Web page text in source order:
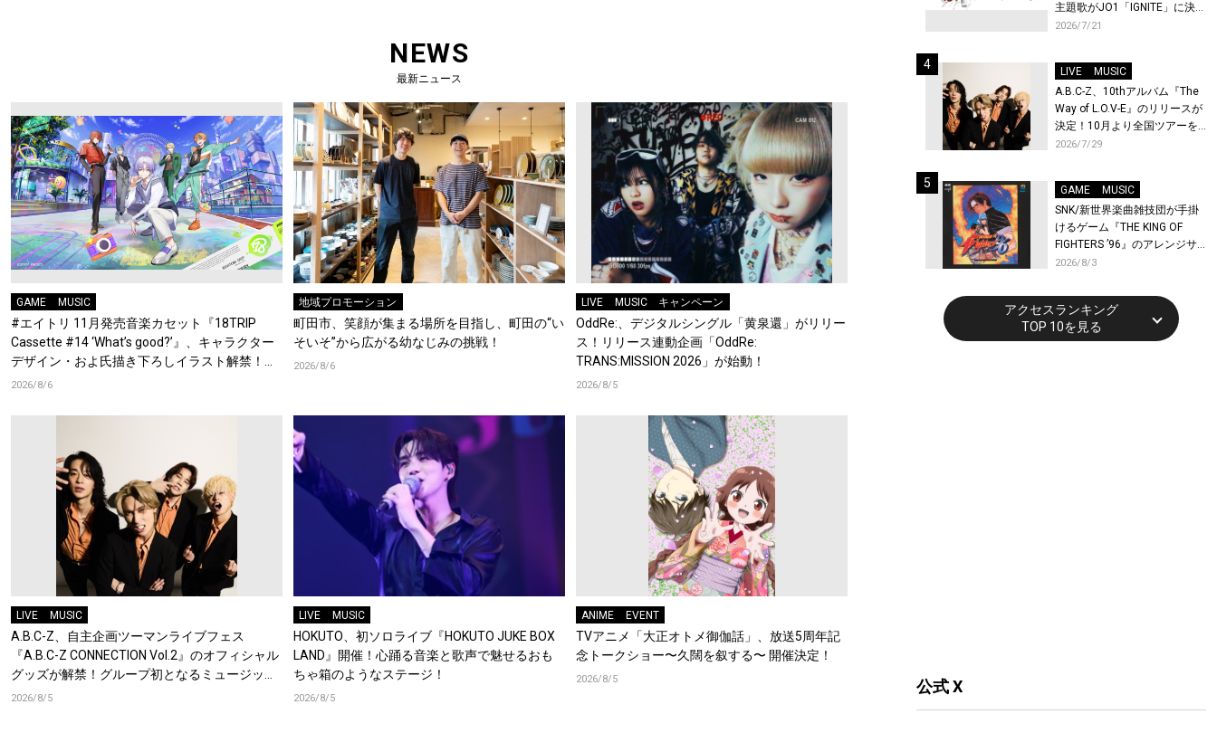
NEWS
最新ニュース
GAME MUSIC
#エイトリ 11月発売音楽カセット『18TRIP
Cassette #14 ‘What’s good?’』、キャラクター
デザイン・およ氏描き下ろしイラスト解禁！特
典Blu-rayには『HAMAツアーズ全体会議』が収
2026/8/6
地域プロモーション
町田市、笑顔が集まる場所を目指し、町田の“い
そいそ”から広がる幼なじみの挑戦！
2026/8/6
LIVE MUSIC キャンペーン
OddRe:、デジタルシングル「黄泉還」がリリー
ス！リリース連動企画「OddRe:
TRANS:MISSION 2026」が始動！
2026/8/5
LIVE MUSIC
A.B.C-Z、自主企画ツーマンライブフェス
『A.B.C-Z CONNECTION Vol.2』のオフィシャル
グッズが解禁！グループ初となるミュージック
キーチェーンが登場！
2026/8/5
LIVE MUSIC
HOKUTO、初ソロライブ『HOKUTO JUKE BOX
LAND』開催！心踊る音楽と歌声で魅せるおも
ちゃ箱のようなステージ！
2026/8/5
ANIME EVENT
TVアニメ「大正オトメ御伽話」、放送5周年記
念トークショー〜久闊を叙する〜 開催決定！
2026/8/5
主題歌がJO1「IGNITE」に決
定！メンバー全員から喜びと
先行上映会を開催！
2026/7/21
LIVE
MUSIC
A.B.C-Z、10thアルバム『The
Way of L.O.V-E』のリリースが
決定！10月より全国ツアーを
開催！
2026/7/29
GAME
MUSIC
SNK/新世界楽曲雑技団が手掛
けるゲーム『THE KING OF
FIGHTERS ’96』のアレンジサ
ウンドトラックが配信開始！
2026/8/3
アクセスランキング
TOP 10を見る
公式 X